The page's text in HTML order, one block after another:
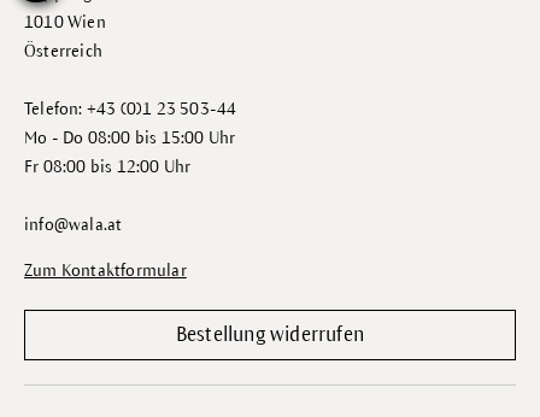
1010 Wien
Österreich
Telefon: +43 (0)1 23 503-44
Mo - Do 08:00 bis 15:00 Uhr
Fr 08:00 bis 12:00 Uhr
info@wala.at
Zum Kontaktformular
Bestellung widerrufen